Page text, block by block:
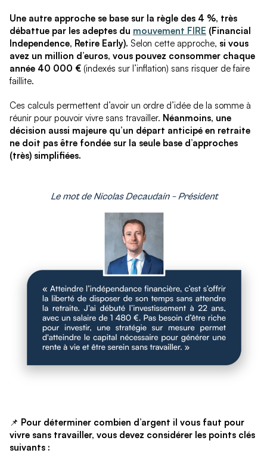
Une autre approche se base sur la règle des 4 %, très
débattue par les adeptes du mouvement FIRE (Financial
Independence, Retire Early). Selon cette approche, si vous
avez un million d’euros, vous pouvez consommer chaque
année 40 000 € (indexés sur l’inflation) sans risquer de faire
faillite.
Ces calculs permettent d’avoir un ordre d’idée de la somme à
réunir pour pouvoir vivre sans travailler. Néanmoins, une
décision aussi majeure qu’un départ anticipé en retraite
ne doit pas être fondée sur la seule base d’approches
(très) simplifiées.
📌 Pour déterminer combien d’argent il vous faut pour
vivre sans travailler, vous devez considérer les points clés
suivants :